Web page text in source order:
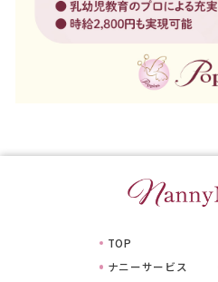
TOP
ナニーサービス